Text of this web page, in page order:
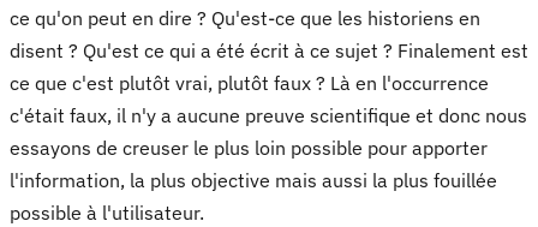
ce qu'on peut en dire ? Qu'est-ce que les historiens en
disent ? Qu'est ce qui a été écrit à ce sujet ? Finalement est
ce que c'est plutôt vrai, plutôt faux ? Là en l'occurrence
c'était faux, il n'y a aucune preuve scientifique et donc nous
essayons de creuser le plus loin possible pour apporter
l'information, la plus objective mais aussi la plus fouillée
possible à l'utilisateur.